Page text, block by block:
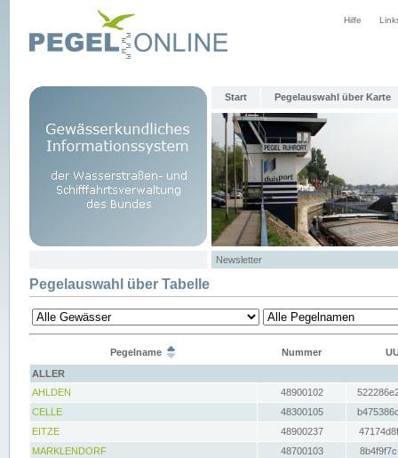
Hilfe
Start Pegelauswahl über Karte
Newsletter
Pegelauswahl über Tabelle
Pegelname Nummer
ALLER
AHLDEN
48900102
CELLE
48300105
EITZE
48900237
MARKLENDORF
48700103